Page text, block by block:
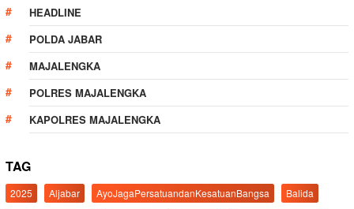
HEADLINE
POLDA JABAR
MAJALENGKA
POLRES MAJALENGKA
KAPOLRES MAJALENGKA
TAG
2025 Aljabar AyoJagaPersatuandanKesatuanBangsa
Balida